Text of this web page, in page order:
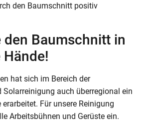
den Baumschnitt positiv
den Baumschnitt in
hat sich im Bereich der
Solarreinigung auch überregional ein
Für unsere Reinigung
Arbeitsbühnen und Gerüste ein.